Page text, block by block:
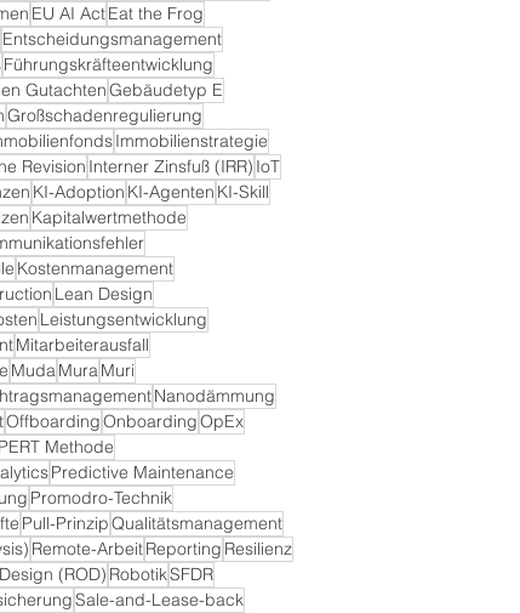
EU AI ActEat the Frog
Entscheidungsmanagement
Führungskräfteentwicklung
GutachtenGebäudetyp E
Großschadenregulierung
Immobilienstrategie
Revision Interner Zinsfuß (IRR) IoT
KI-Adoption KI-Agenten KI-Skill
Kapitalwertmethode
Kostenmanagement
Lean Design
Leistungsentwicklung
Mitarbeiterausfall
MudaMuraMuri
Nanodämmung
OffboardingOnboardingOpEx
PERT Methode
Predictive Maintenance
Promodro-Technik
Pull-PrinzipQualitätsmanagement
Remote-ArbeitReporting Resilienz
(ROD) RobotikSFDR
Sale-and-Lease-back